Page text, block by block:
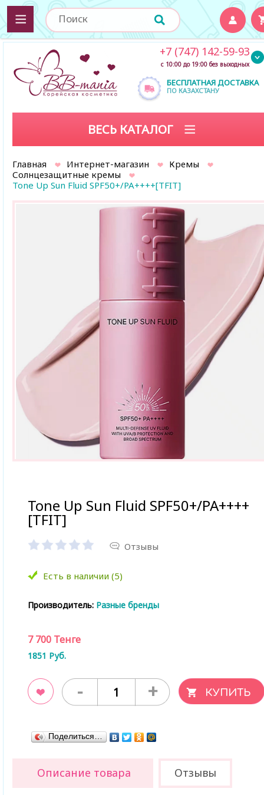
БЕСПЛАТНАЯ ДОСТАВКА
ПО КАЗАХСТАНУ
+7 (747) 142-59-93
с 10:00 до 19:00 без выходных
ВЕСЬ КАТАЛОГ
Главная Интернет-магазин
Кремы
Солнцезащитные кремы
Tone Up Sun Fluid SPF50+/PA++++[TFIT]
Tone Up Sun Fluid SPF50+/PA++++
[TFIT]
Отзывы
Есть в наличии (5)
Производитель: Разные бренды
7 700 Тенге
1851 Руб.
- +
Поделиться…
Описание товара Отзывы